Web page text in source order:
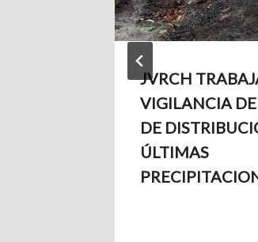
JVRCH
VIGILANCIA
DE
ÚLTIMAS